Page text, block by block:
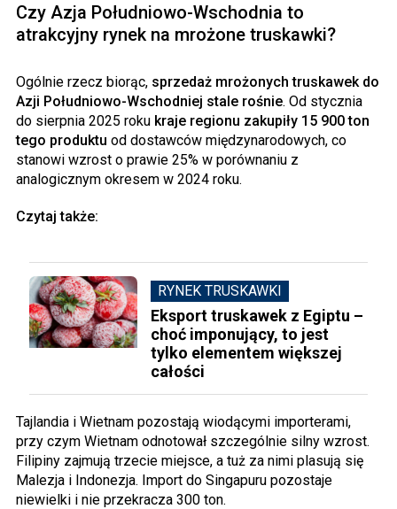
Czy Azja Południowo-Wschodnia to
atrakcyjny rynek na mrożone truskawki?
Ogólnie rzecz biorąc, sprzedaż mrożonych truskawek do
Azji Południowo-Wschodniej stale rośnie. Od stycznia
do sierpnia 2025 roku kraje regionu zakupiły 15 900 ton
tego produktu od dostawców międzynarodowych, co
stanowi wzrost o prawie 25% w porównaniu z
analogicznym okresem w 2024 roku.
Czytaj także:
RYNEK TRUSKAWKI
Eksport truskawek z Egiptu –
choć imponujący, to jest
tylko elementem większej
całości
Tajlandia i Wietnam pozostają wiodącymi importerami,
przy czym Wietnam odnotował szczególnie silny wzrost.
Filipiny zajmują trzecie miejsce, a tuż za nimi plasują się
Malezja i Indonezja. Import do Singapuru pozostaje
niewielki i nie przekracza 300 ton.